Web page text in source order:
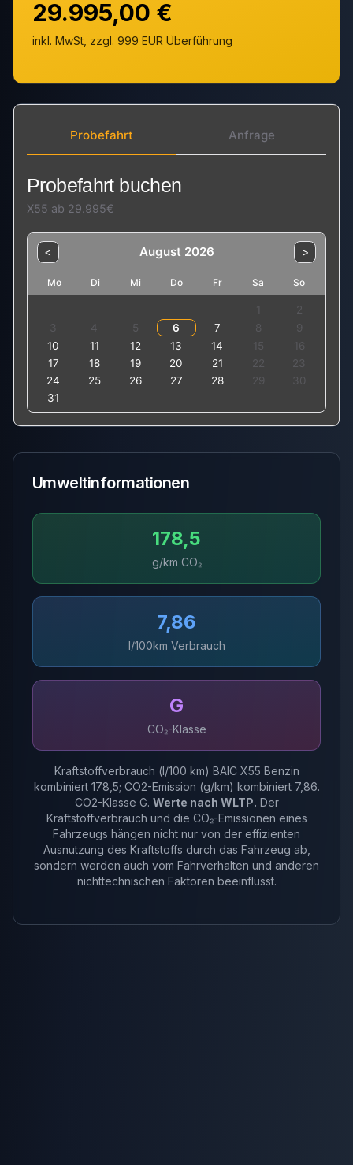
29.995,00 €
inkl. MwSt, zzgl. 999 EUR Überführung
Probefahrt Anfrage
Probefahrt buchen
X55 ab 29.995€
< August 2026 >
Mo Di Mi Do Fr Sa So
1
2
3
4 5 6 7 8
9
10
11 12 13 14 15
16
17
18 19 20 21 22
23
24
25 26 27 28 29
30
31
Umweltinformationen
178,5
g/km CO₂
7,86
l/100km Verbrauch
G
CO₂-Klasse
Kraftstoffverbrauch (l/100 km) BAIC X55 Benzin
kombiniert 178,5; CO2-Emission (g/km) kombiniert 7,86.
CO2-Klasse G. Werte nach WLTP. Der
Kraftstoffverbrauch und die CO₂-Emissionen eines
Fahrzeugs hängen nicht nur von der effizienten
Ausnutzung des Kraftstoffs durch das Fahrzeug ab,
sondern werden auch vom Fahrverhalten und anderen
nichttechnischen Faktoren beeinflusst.